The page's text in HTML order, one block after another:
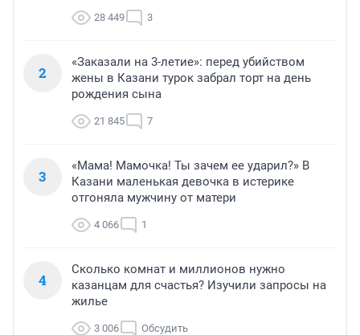
28 449 3
2
«Заказали на 3-летие»: перед убийством
жены в Казани турок забрал торт на день
рождения сына
21 845 7
3
«Мама! Мамочка! Ты зачем ее ударил?» В
Казани маленькая девочка в истерике
отгоняла мужчину от матери
4 066 1
4
Сколько комнат и миллионов нужно
казанцам для счастья? Изучили запросы на
жилье
3 006 Обсудить